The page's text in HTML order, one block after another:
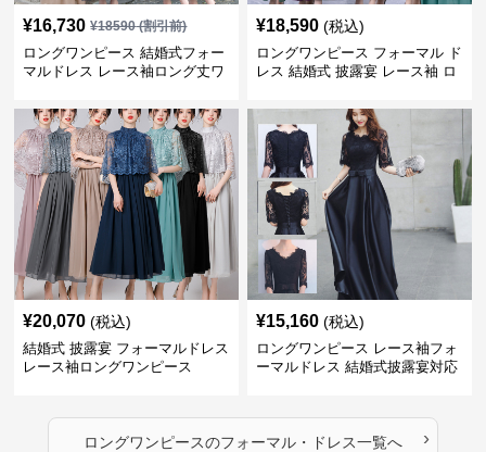
¥16,730 ¥18590(割引前)
ロングワンピース 結婚式フォー
マルドレス レース袖ロング丈ワ
¥18,590 (税込)
ロングワンピース フォーマル ド
レス 結婚式 披露宴 レース袖 ロ
¥20,070 (税込)
結婚式 披露宴 フォーマルドレス
レース袖ロングワンピース
¥15,160 (税込)
ロングワンピース レース袖フォ
ーマルドレス 結婚式披露宴対応
ロングワンピースのフォーマル・ドレス一覧へ ›